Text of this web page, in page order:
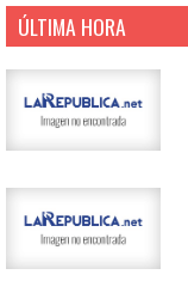
ÚLTIMA HORA